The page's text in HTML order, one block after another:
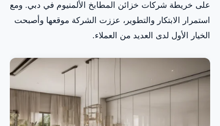
على خريطة شركات خزائن المطابخ الألمنيوم في دبي. ومع
استمرار الابتكار والتطوير، عززت الشركة موقعها وأصبحت
الخيار الأول لدى العديد من العملاء.